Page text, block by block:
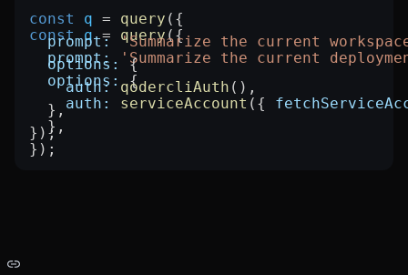
const q = query({
  prompt:
'Summarize the current
  options:
{
    auth:
serviceAccount ({
  },
});
const q = query ({
  prompt:
'Summarize the current
  options:
{
    auth:
qodercliAuth (),
  },
});